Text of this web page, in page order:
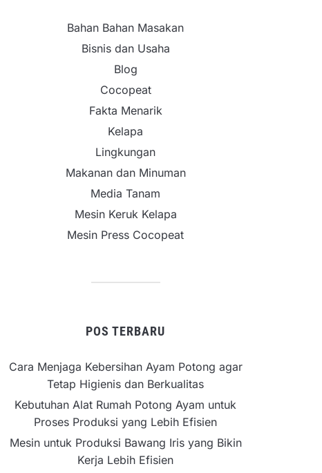
Bahan Bahan Masakan
Bisnis dan Usaha
Blog
Cocopeat
Fakta Menarik
Kelapa
Lingkungan
Makanan dan Minuman
Media Tanam
Mesin Keruk Kelapa
Mesin Press Cocopeat
POS TERBARU
Cara Menjaga Kebersihan Ayam Potong agar
Tetap Higienis dan Berkualitas
Kebutuhan Alat Rumah Potong Ayam untuk
Proses Produksi yang Lebih Efisien
Mesin untuk Produksi Bawang Iris yang Bikin
Kerja Lebih Efisien